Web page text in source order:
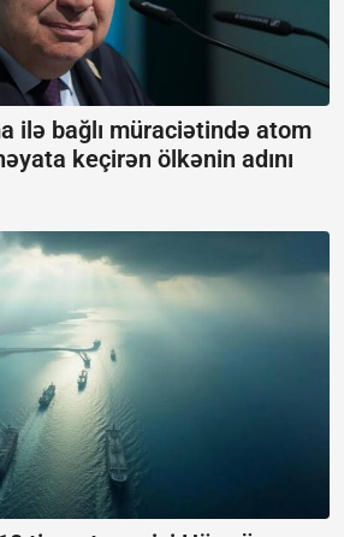
ilə bağlı müraciətində atom
keçirən ölkənin adını